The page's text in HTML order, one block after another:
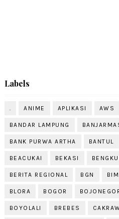
Labels
. ANIME APLIKASI AWS
BANDAR LAMPUNG
BANK PURWA ARTHA BANTUL
BEACUKAI BEKASI
BERITA REGIONAL BGN
BLORA BOGOR
BOYOLALI BREBES